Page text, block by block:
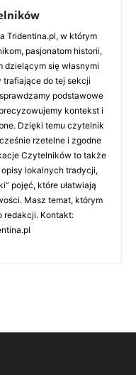
Tridentina.pl, w którym
pasjonatom historii,
się własnymi
trafiające do tej sekcji
podstawowe
kontekst i
Dzięki temu czytelnik
rzetelne i zgodne
Czytelników to także
lokalnych tradycji,
pojęć, które ułatwiają
Masz temat, którym
redakcji. Kontakt: